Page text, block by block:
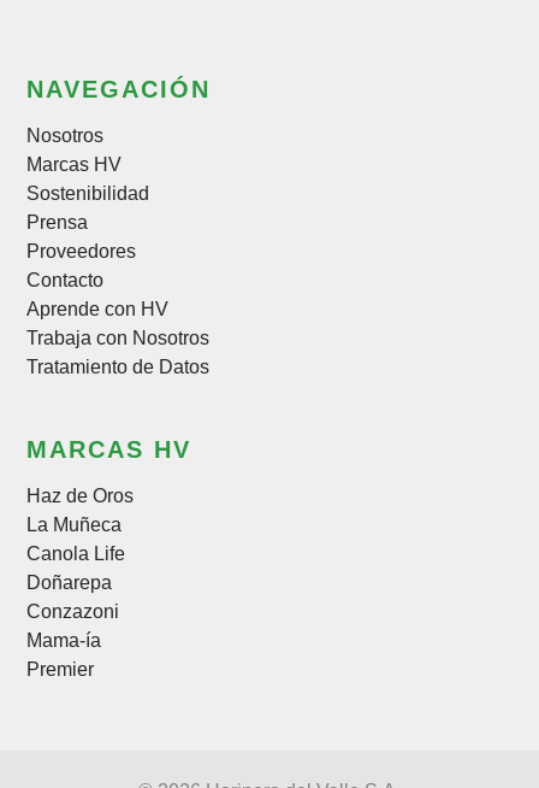
NAVEGACIÓN
Nosotros
Marcas HV
Sostenibilidad
Prensa
Proveedores
Contacto
Aprende con HV
Trabaja con Nosotros
Tratamiento de Datos
MARCAS HV
Haz de Oros
La Muñeca
Canola Life
Doñarepa
Conzazoni
Mama-ía
Premier